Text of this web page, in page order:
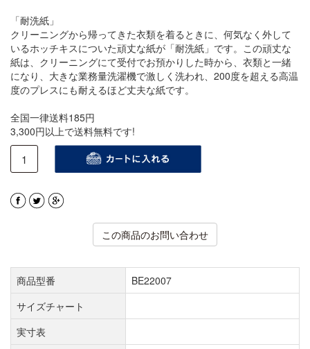
「耐洗紙」
クリーニングから帰ってきた衣類を着るときに、何気なく外して
いるホッチキスについた頑丈な紙が「耐洗紙」です。この頑丈な
紙は、クリーニングにて受付でお預かりした時から、衣類と一緒
になり、大きな業務量洗濯機で激しく洗われ、200度を超える高温
度のプレスにも耐えるほど丈夫な紙です。
全国一律送料185円
3,300円以上で送料無料です!
この商品のお問い合わせ
商品型番
BE22007
サイズチャート
実寸表